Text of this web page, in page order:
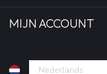
MIJN ACCOUNT